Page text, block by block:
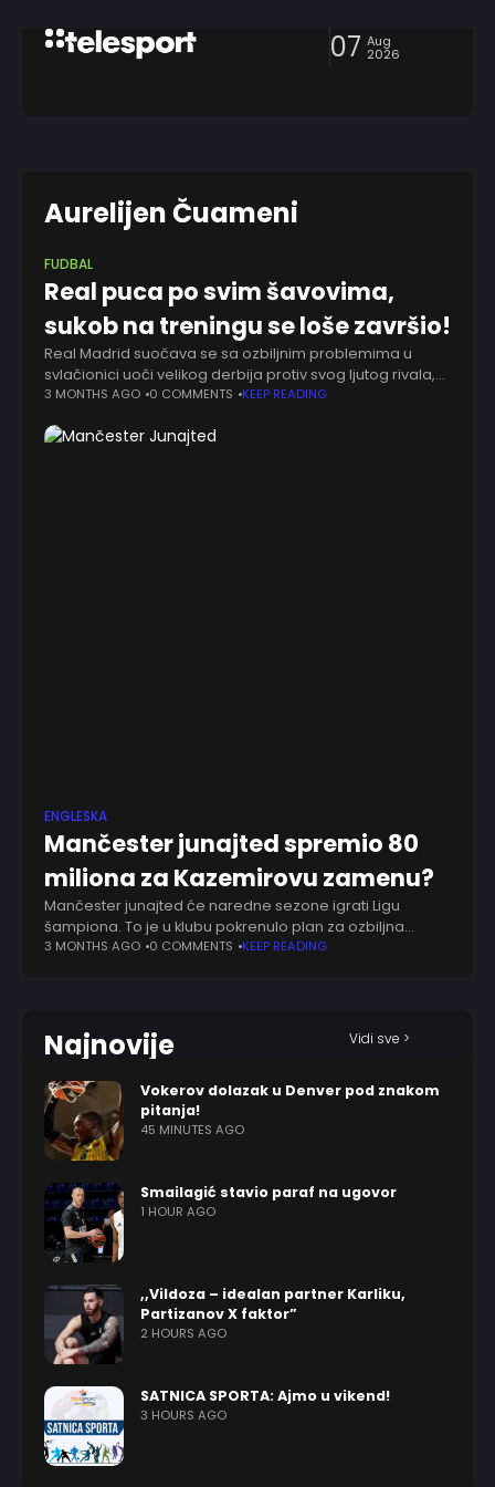
07 Aug
2026
Aurelijen Čuameni
FUDBAL
Real puca po svim šavovima,
sukob na treningu se loše završio!
Real Madrid suočava se sa ozbiljnim problemima u
svlačionici uoči velikog derbija protiv svog ljutog rivala,
ekipe Barselone, pošto je, prema pisanju španske
3 MONTHS AGO 0 COMMENTS KEEP READING
ENGLESKA
Mančester junajted spremio 80
miliona za Kazemirovu zamenu?
Mančester junajted će naredne sezone igrati Ligu
šampiona. To je u klubu pokrenulo plan za ozbiljna
pojačanja i veća ulaganja u igrački kadar. Ekipa koju
3 MONTHS AGO 0 COMMENTS KEEP READING
Najnovije Vidi sve >
Vokerov dolazak u Denver pod znakom
pitanja!
45 MINUTES AGO
Smailagić stavio paraf na ugovor
1 HOUR AGO
,,Vildoza – idealan partner Karliku,
Partizanov X faktor”
2 HOURS AGO
SATNICA SPORTA: Ajmo u vikend!
3 HOURS AGO